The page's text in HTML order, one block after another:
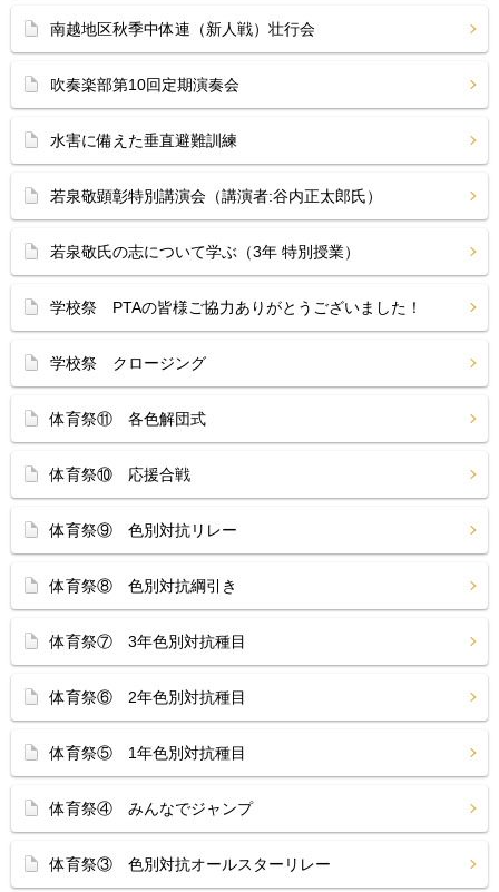
南越地区秋季中体連（新人戦）壮行会
吹奏楽部第10回定期演奏会
水害に備えた垂直避難訓練
若泉敬顕彰特別講演会（講演者:谷内正太郎氏）
若泉敬氏の志について学ぶ（3年 特別授業）
学校祭 PTAの皆様ご協力ありがとうございました！
学校祭 クロージング
体育祭⑪ 各色解団式
体育祭⑩ 応援合戦
体育祭⑨ 色別対抗リレー
体育祭⑧ 色別対抗綱引き
体育祭⑦ 3年色別対抗種目
体育祭⑥ 2年色別対抗種目
体育祭⑤ 1年色別対抗種目
体育祭④ みんなでジャンプ
体育祭③ 色別対抗オールスターリレー